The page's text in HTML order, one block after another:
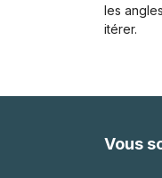
les
itérer​.
Vous